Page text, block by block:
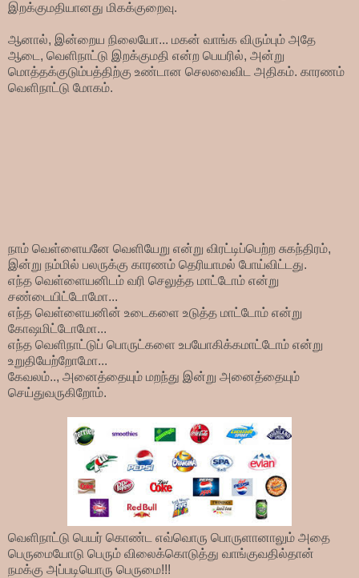
இறக்குமதியானது மிகக்குறைவு.
ஆனால், இன்றைய நிலையோ... மகன் வாங்க விரும்பும் அதே
ஆடை, வெளிநாட்டு இறக்குமதி என்ற பெயரில், அன்று
மொத்தக்குடும்பத்திற்கு உண்டான செலவைவிட அதிகம். காரணம்
வெளிநாட்டு மோகம்.
நாம் வெள்ளையனே வெளியேறு என்று விரட்டிப்பெற்ற சுகந்திரம்,
இன்று நம்மில் பலருக்கு காரணம் தெரியாமல் போய்விட்டது.
எந்த வெள்ளையனிடம் வரி செலுத்த மாட்டோம் என்று
சண்டையிட்டோமோ...
எந்த வெள்ளையனின் உடைகளை உடுத்த மாட்டோம் என்று
கோஷமிட்டோமோ...
எந்த வெளிநாட்டுப் பொருட்களை உபயோகிக்கமாட்டோம் என்று
உறுதியேற்றோமோ...
கேவலம்.., அனைத்தையும் மறந்து இன்று அனைத்தையும்
செய்துவருகிறோம்.
வெளிநாட்டு பெயர் கொண்ட எவ்வொரு பொருளானாலும் அதை
பெருமையோடு பெரும் விலைக்கொடுத்து வாங்குவதில்தான்
நமக்கு அப்படியொரு பெருமை!!!